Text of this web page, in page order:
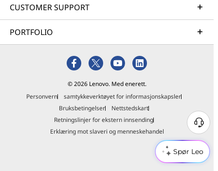
Spør Leo
CUSTOMER SUPPORT
PORTFOLIO
© 2026 Lenovo. Med enerett.
Personvern
samtykkeverktøyet for informasjonskapsler
Bruksbetingelser
Nettstedskart
Retningslinjer for ekstern innsending
Erklæring mot slaveri og menneskehandel